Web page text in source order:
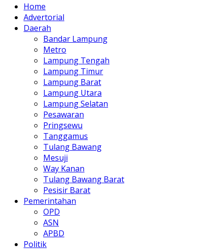
Home
Advertorial
Daerah
Bandar Lampung
Metro
Lampung Tengah
Lampung Timur
Lampung Barat
Lampung Utara
Lampung Selatan
Pesawaran
Pringsewu
Tanggamus
Tulang Bawang
Mesuji
Way Kanan
Tulang Bawang Barat
Pesisir Barat
Pemerintahan
OPD
ASN
APBD
Politik